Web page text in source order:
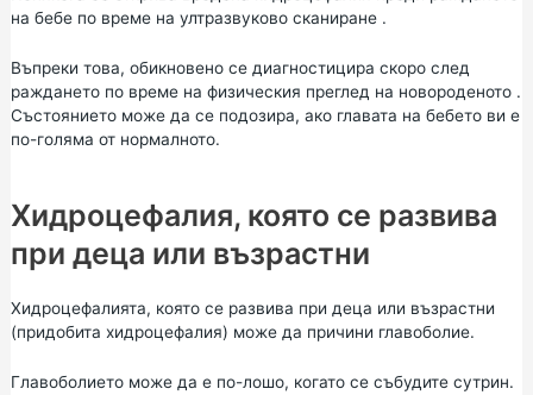
на бебе по време на ултразвуково сканиране.
Въпреки това, обикновено се диагностицира скоро след
раждането по време на физическия преглед на новороденото.
Състоянието може да се подозира, ако главата на бебето ви е
по-голяма от нормалното.
Хидроцефалия, която се развива
при деца или възрастни
Хидроцефалията, която се развива при деца или възрастни
(придобита хидроцефалия) може да причини главоболие.
Главоболието може да е по-лошо, когато се събудите сутрин.